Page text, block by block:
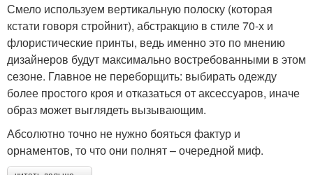
Смело используем вертикальную полоску (которая
кстати говоря стройнит), абстракцию в стиле 70-х и
флористические принты, ведь именно это по мнению
дизайнеров будут максимально востребованными в этом
сезоне. Главное не переборщить: выбирать одежду
более простого кроя и отказаться от аксессуаров, иначе
образ может выглядеть вызывающим.
Абсолютно точно не нужно бояться фактур и
орнаментов, то что они полнят – очередной миф.